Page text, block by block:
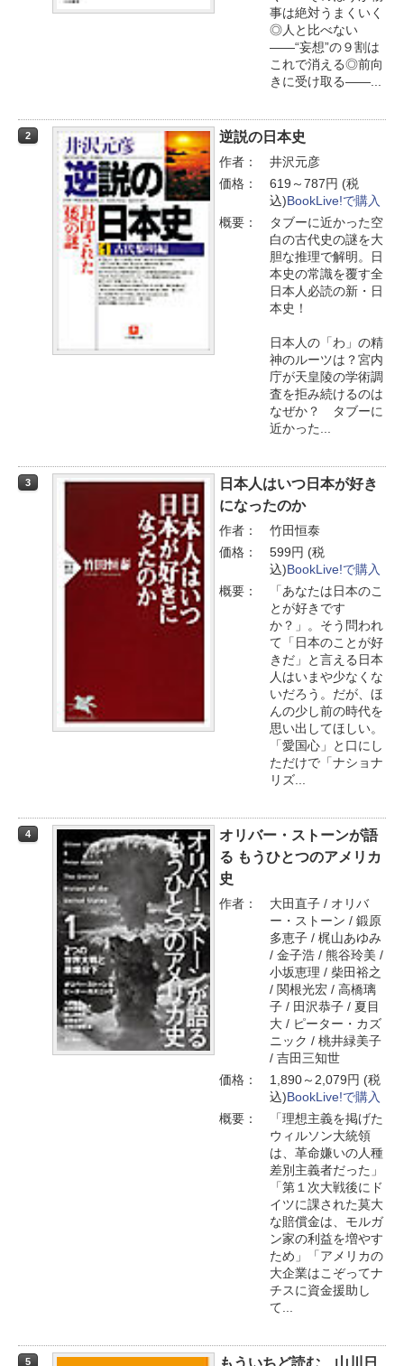
事は絶対うまくいく
◎人と比べない
――“妄想”の９割は
これで消える◎前向
きに受け取る――...
2 逆説の日本史
作者：
井沢元彦
価格：
619～787円 (税
込)BookLive!で購入
概要：
タブーに近かった空
白の古代史の謎を大
胆な推理で解明。日
本史の常識を覆す全
日本人必読の新・日
本史！
日本人の「わ」の精
神のルーツは？宮内
庁が天皇陵の学術調
査を拒み続けるのは
なぜか？ タブーに
近かった...
3
日本人はいつ日本が好き
になったのか
作者：
竹田恒泰
価格：
599円 (税
込)BookLive!で購入
概要：
「あなたは日本のこ
とが好きです
か？」。そう問われ
て「日本のことが好
きだ」と言える日本
人はいまや少なくな
いだろう。だが、ほ
んの少し前の時代を
思い出してほしい。
「愛国心」と口にし
ただけで「ナショナ
リズ...
4
オリバー・ストーンが語
る もうひとつのアメリカ
史
作者：
大田直子 / オリバ
ー・ストーン / 鍛原
多恵子 / 梶山あゆみ
/ 金子浩 / 熊谷玲美 /
小坂恵理 / 柴田裕之
/ 関根光宏 / 高橋璃
子 / 田沢恭子 / 夏目
大 / ピーター・カズ
ニック / 桃井緑美子
/ 吉田三知世
価格：
1,890～2,079円 (税
込)BookLive!で購入
概要：
「理想主義を掲げた
ウィルソン大統領
は、革命嫌いの人種
差別主義者だった」
「第１次大戦後にド
イツに課された莫大
な賠償金は、モルガ
ン家の利益を増やす
ため」「アメリカの
大企業はこぞってナ
チスに資金援助し
て...
5